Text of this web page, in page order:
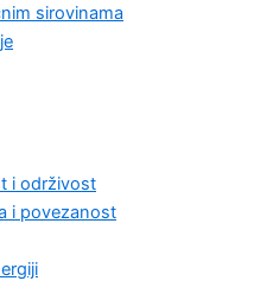
sirovinama
i održivost
i povezanost